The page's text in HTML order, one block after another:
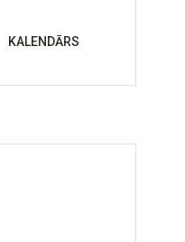
KALENDĀRS